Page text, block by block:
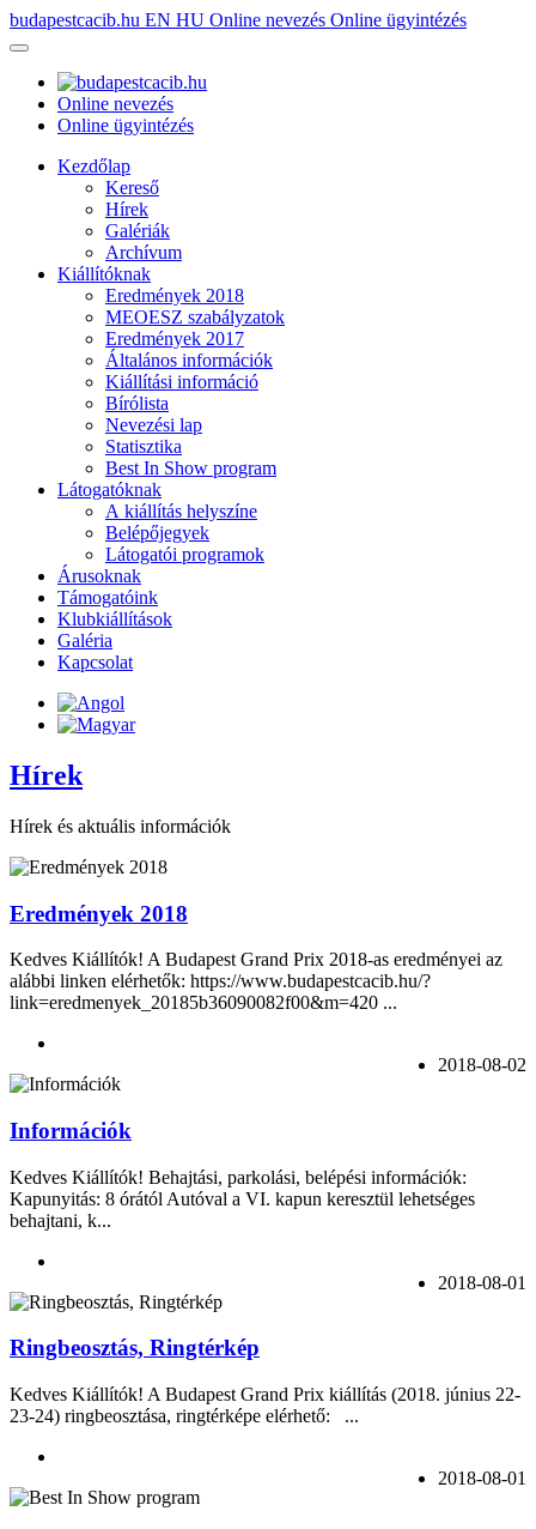
budapestcacib.hu EN HU Online nevezés Online ügyintézés
Online nevezés
Online ügyintézés
Kezdőlap
Kereső
Hírek
Galériák
Archívum
Kiállítóknak
Eredmények 2018
MEOESZ szabályzatok
Eredmények 2017
Általános információk
Kiállítási információ
Bírólista
Nevezési lap
Statisztika
Best In Show program
Látogatóknak
A kiállítás helyszíne
Belépőjegyek
Látogatói programok
Árusoknak
Támogatóink
Klubkiállítások
Galéria
Kapcsolat
Hírek
Hírek és aktuális információk
Eredmények 2018
Kedves Kiállítók! A Budapest Grand Prix 2018-as eredményei az
alábbi linken elérhetők: https://www.budapestcacib.hu/?
link=eredmenyek_20185b36090082f00&m=420 ...
2018-08-02
Információk
Kedves Kiállítók! Behajtási, parkolási, belépési információk:
Kapunyitás: 8 órától Autóval a VI. kapun keresztül lehetséges
behajtani, k...
2018-08-01
Ringbeosztás, Ringtérkép
Kedves Kiállítók! A Budapest Grand Prix kiállítás (2018. június 22-
23-24) ringbeosztása, ringtérképe elérhető: ...
2018-08-01